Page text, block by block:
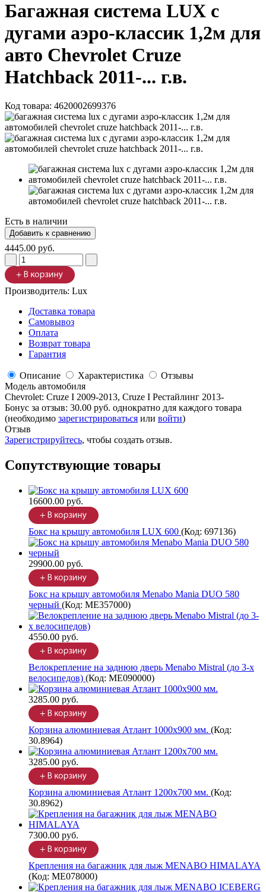
Багажная система LUX с
дугами аэро-классик 1,2м для
авто Chevrolet Cruze
Hatchback 2011-... г.в.
Код товара: 4620002699376
Есть в наличии
4445.00 руб.
Производитель: Lux
Доставка товара
Самовывоз
Оплата
Возврат товара
Гарантия
Описание Характеристика
Отзывы
Модель автомобиля
Chevrolet: Cruze I 2009-2013, Cruze I Рестайлинг 2013-
Бонус за отзыв: 30.00 руб. однократно для каждого товара
(необходимо зарегистрироваться или войти)
Отзыв
Зарегистрируйтесь, чтобы создать отзыв.
Сопутствующие товары
16600.00 руб.
Бокс на крышу автомобиля LUX 600 (Код: 697136)
29900.00 руб.
Бокс на крышу автомобиля Menabo Mania DUO 580
черный (Код: ME357000)
4550.00 руб.
Велокрепление на заднюю дверь Menabo Mistral (до 3-х
велосипедов) (Код: ME090000)
3285.00 руб.
Корзина алюминиевая Атлант 1000х900 мм. (Код:
30.8964)
3285.00 руб.
Корзина алюминиевая Атлант 1200х700 мм. (Код:
30.8962)
7300.00 руб.
Крепления на багажник для лыж MENABO HIMALAYA
(Код: ME078000)